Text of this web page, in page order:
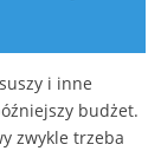
i inne
budżet.
zwykle trzeba